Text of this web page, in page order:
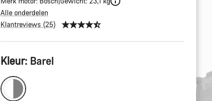
Alle onderdelen
Klantreviews (25)
Productconfiguratie
Kleur: Barel